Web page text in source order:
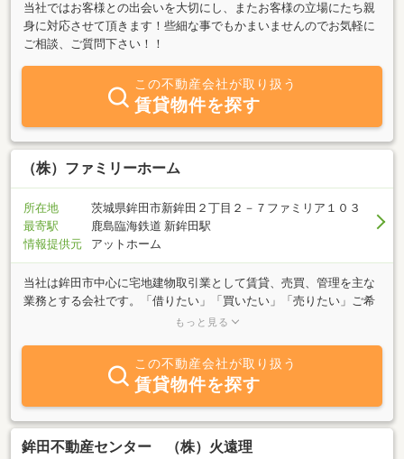
当社ではお客様との出会いを大切にし、またお客様の立場にたち親
身に対応させて頂きます！些細な事でもかまいませんのでお気軽に
ご相談、ご質問下さい！！
この不動産会社が取り扱う
賃貸物件を探す
（株）ファミリーホーム
所在地
茨城県鉾田市新鉾田２丁目２－７ファミリア１０３
最寄駅
鹿島臨海鉄道 新鉾田駅
情報提供元
アットホーム
当社は鉾田市中心に宅地建物取引業として賃貸、売買、管理を主な
業務とする会社です。「借りたい」「買いたい」「売りたい」ご希
望の方、また不動産に関する質問は何でもお気軽にお問い合わせく
もっと見る
この不動産会社が取り扱う
賃貸物件を探す
鉾田不動産センター （株）火遠理